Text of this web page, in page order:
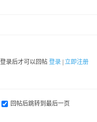
录后才可以回帖 登录 立即注册
回帖后跳转到最后一页